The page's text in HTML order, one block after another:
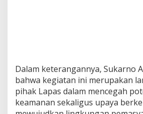
Dalam keterangannya, Sukarno
bahwa kegiatan ini merupakan
pihak Lapas dalam mencegah
keamanan sekaligus upaya